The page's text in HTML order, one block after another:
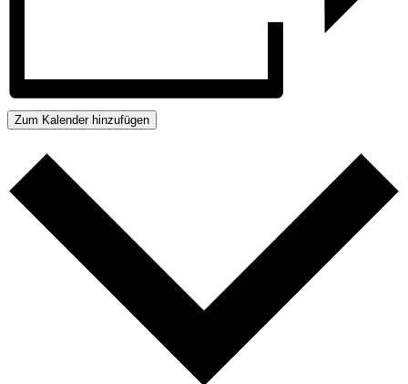
Zum Kalender hinzufügen